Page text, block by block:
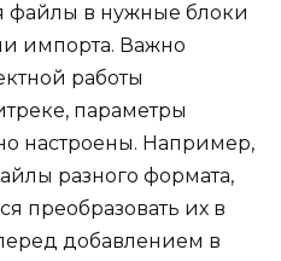
файлы в нужные блоки
импорта. Важно
работы
параметры
настроены. Например,
разного формата,
преобразовать их в
добавлением в